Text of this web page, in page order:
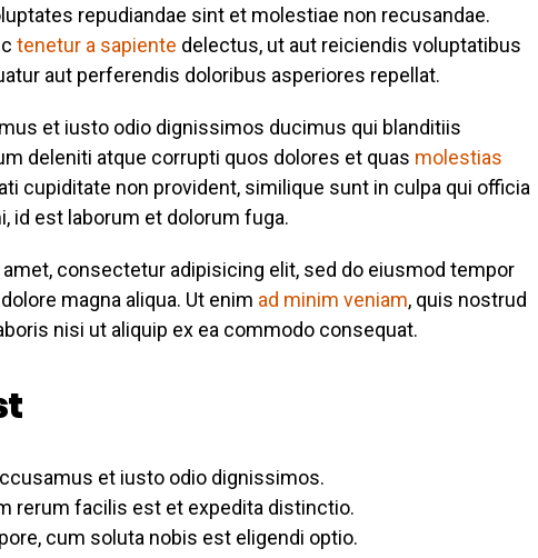
repudiandae sint et molestiae non recusandae.
tenetur a sapiente delectus, ut aut reiciendis voluptatibus
aut perferendis doloribus asperiores repellat.
et iusto odio dignissimos ducimus qui blanditiis
deleniti atque corrupti quos dolores et quas molestias
cupiditate non provident, similique sunt in culpa qui officia
id est laborum et dolorum fuga.
consectetur adipisicing elit, sed do eiusmod tempor
magna aliqua. Ut enim ad minim veniam, quis nostrud
nisi ut aliquip ex ea commodo consequat.
et iusto odio dignissimos.
rerum facilis est et expedita distinctio.
cum soluta nobis est eligendi optio.